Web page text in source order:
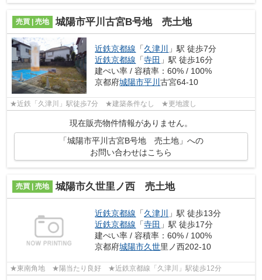
売買 | 売地 城陽市平川古宮B号地 売土地
近鉄京都線 「久津川
」駅 徒歩7分
近鉄京都線 「寺田 」駅 徒歩16分
建ぺい率 / 容積率：60% / 100%
京都府城陽市平川古宮64-10
★近鉄「久津川」駅徒歩7分 ★建築条件なし ★更地渡し
現在販売物件情報がありません。
「城陽市平川古宮B号地 売土地」への
お問い合わせはこちら
売買 | 売地 城陽市久世里ノ西 売土地
近鉄京都線 「久津川
」駅 徒歩13分
近鉄京都線 「寺田 」駅 徒歩17分
建ぺい率 / 容積率：60% / 100%
京都府城陽市久世里ノ西202-10
★東南角地 ★陽当たり良好 ★近鉄京都線「久津川」駅徒歩12分